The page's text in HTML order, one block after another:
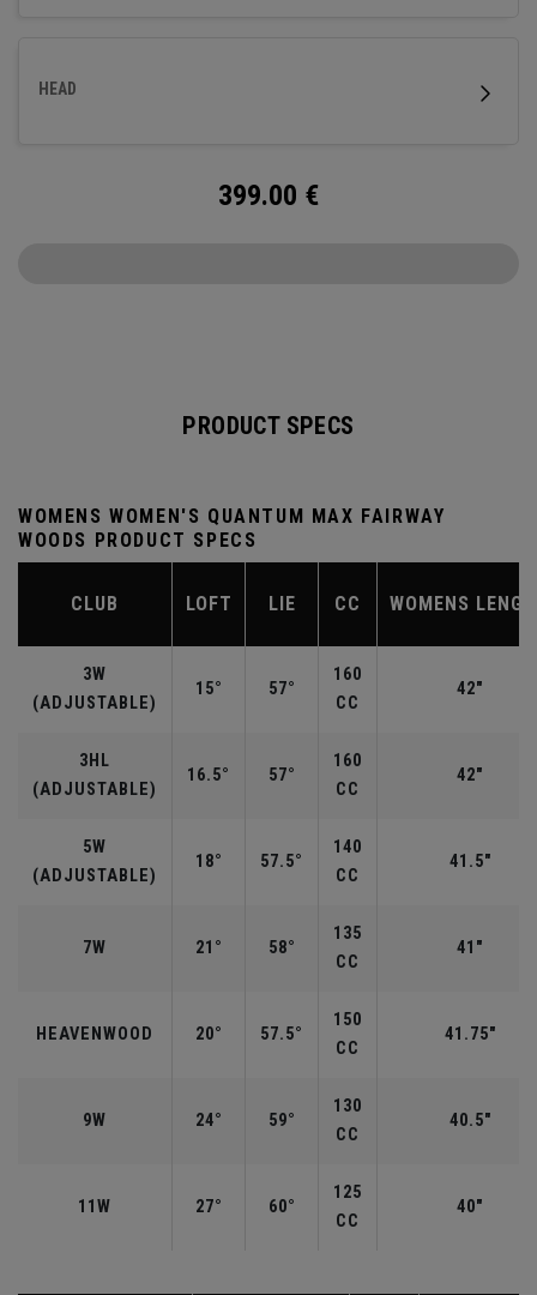
HEAD
399.00 €
PRODUCT SPECS
WOMENS WOMEN'S QUANTUM MAX FAIRWAY
WOODS PRODUCT SPECS
CLUB LOFT LIE CC WOMENS
3W
(ADJUSTABLE)
15° 57°
160
CC
42"
3HL
(ADJUSTABLE)
16.5° 57°
160
CC
42"
5W
(ADJUSTABLE)
18° 57.5°
140
CC
41.5"
7W 21° 58°
135
CC
41"
HEAVENWOOD 20° 57.5°
150
CC
41.75"
9W 24° 59°
130
CC
40.5"
11W 27° 60°
125
CC
40"